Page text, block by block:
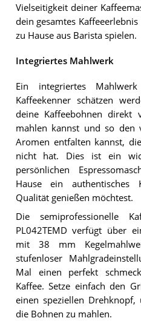
Vielseitigkeit deiner
dein gesamtes
zu Hause aus Barista spielen.
Integriertes Mahlwerk
Ein integriertes
Kaffeekenner schätzen
deine Kaffeebohnen
mahlen kannst und so den
Aromen entfalten kannst,
nicht hat. Dies ist ein
persönlichen
Hause ein authentisches
Qualität genießen möchtest.
Die semiprofessionelle
PL042TEMD verfügt über
mit 38 mm
stufenloser
Mal einen perfekt
Kaffee. Setze einfach den
einen speziellen
die Bohnen zu mahlen.